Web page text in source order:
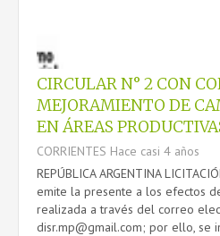
CIRCULAR N° 2 CON
MEJORAMIENTO DE
EN ÁREAS
CORRIENTES Hace casi 4 años
REPÚBLICA ARGENTINA
emite la presente a los efectos
realizada a través del correo
disr.mp@gmail.com; por ello, se